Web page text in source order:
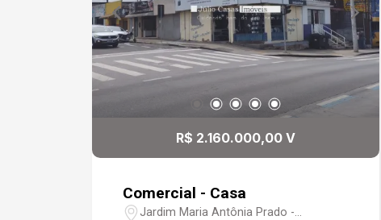
R$ 2.160.000,00 V
Comercial - Casa
Jardim Maria Antônia Prado -